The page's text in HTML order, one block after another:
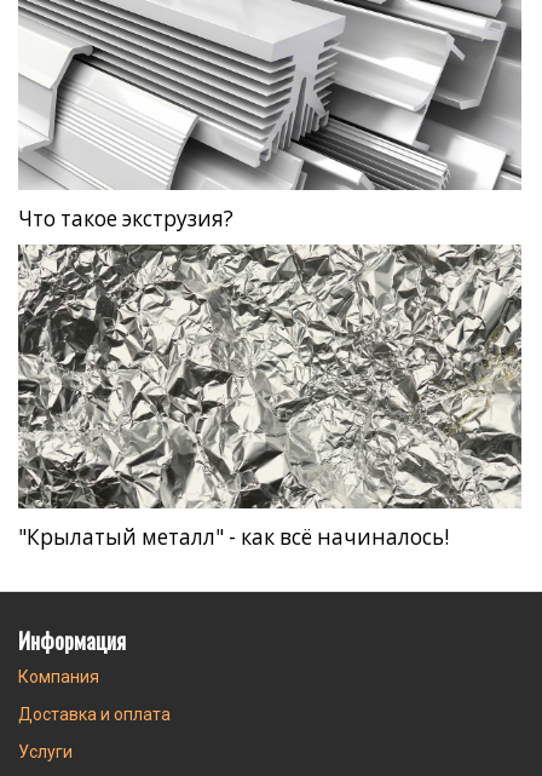
Что такое экструзия?
"Крылатый металл" - как всё начиналось!
Информация
Компания
Доставка и оплата
Услуги